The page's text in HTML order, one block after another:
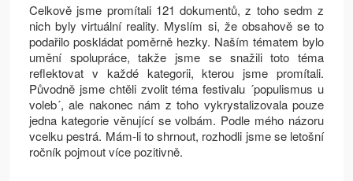
Celkově jsme promítali 121 dokumentů, z toho sedm z
nich byly virtuální reality. Myslím si, že obsahově se to
podařilo poskládat poměrně hezky. Naším tématem bylo
umění spolupráce, takže jsme se snažili toto téma
reflektovat v každé kategorii, kterou jsme promítali.
Původně jsme chtěli zvolit téma festivalu ´populismus u
voleb´, ale nakonec nám z toho vykrystalizovala pouze
jedna kategorie věnující se volbám. Podle mého názoru
vcelku pestrá. Mám-li to shrnout, rozhodli jsme se letošní
ročník pojmout více pozitivně.